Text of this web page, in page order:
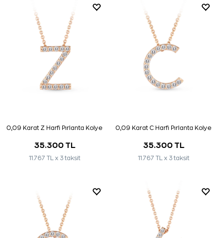
0,09 Karat Z Harfi Pırlanta Kolye
35.300 TL
11.767 TL x 3 taksit
0,09 Karat C Harfi Pırlanta Kolye
35.300 TL
11.767 TL x 3 taksit